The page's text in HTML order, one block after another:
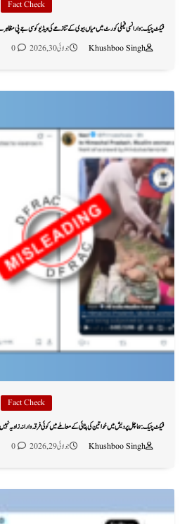
Fact Check
فیکٹ چیک: وارانسی فیملی کورٹ میں میاں بیوی کے تنازعے کی ویڈیو کو سی جے پی
Khushboo Singh
جولائی 30, 2026 0
Fact Check
فیکٹ چیک: ہماچل پردیش میں خواتین کی پٹائی کے معاملے میں کوئی فرقہ وارانہ زاویہ نہیں
Khushboo Singh
جولائی 29, 2026 0